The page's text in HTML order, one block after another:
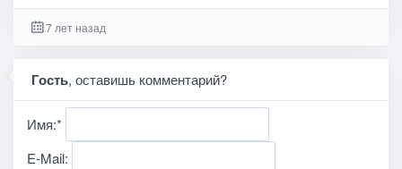
7 лет назад
Гость, оставишь комментарий?
Имя:*
E-Mail: